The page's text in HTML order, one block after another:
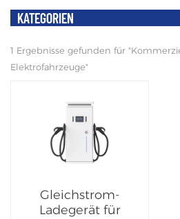
KATEGORIEN
1 Ergebnisse gefunden für
Elektrofahrzeuge"
Gleichstrom-
Ladegerät für